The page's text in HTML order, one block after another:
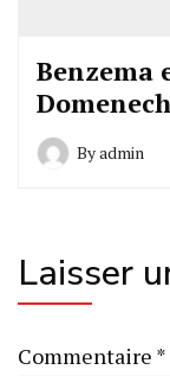
Benzema
Byadmin
Laisser
Commentaire *